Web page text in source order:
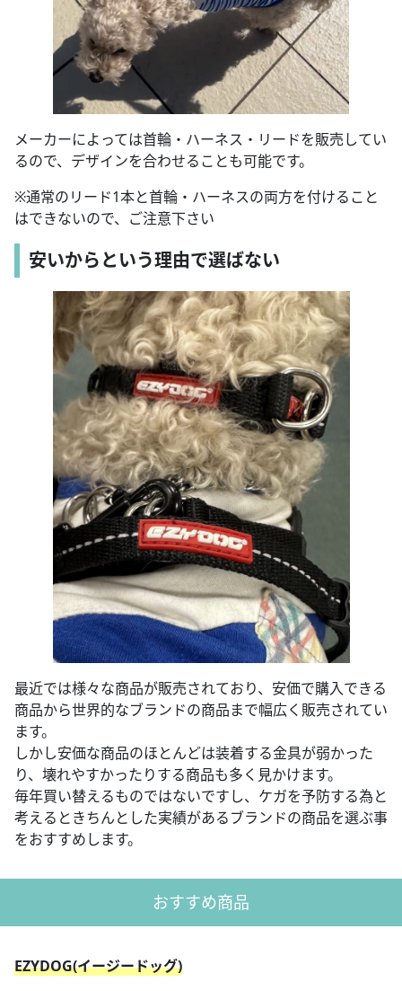
メーカーによっては首輪・ハーネス・リードを販売してい
るので、デザインを合わせることも可能です。
※通常のリード1本と首輪・ハーネスの両方を付けること
はできないので、ご注意下さい
安いからという理由で選ばない
最近では様々な商品が販売されており、安価で購入できる
商品から世界的なブランドの商品まで幅広く販売されてい
ます。
しかし安価な商品のほとんどは装着する金具が弱かった
り、壊れやすかったりする商品も多く見かけます。
毎年買い替えるものではないですし、ケガを予防する為と
考えるときちんとした実績があるブランドの商品を選ぶ事
をおすすめします。
おすすめ商品
EZYDOG(イージードッグ)